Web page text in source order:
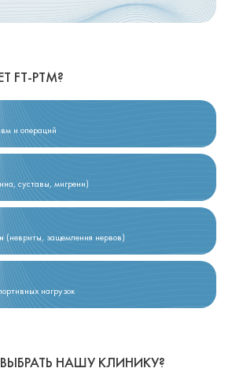
PTM?
и операций
суставы, мигрени)
(невриты, защемления нервов)
нагрузок
НАШУ КЛИНИКУ?